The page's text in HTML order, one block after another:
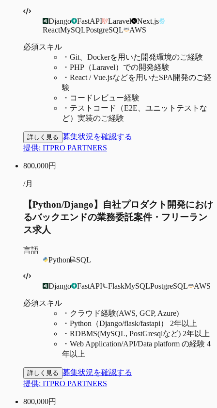
Django FastAPI Laravel
Next.js
ReactMySQLPostgreSQL AWS
必須スキル
・ Git、Dockerを用いた開発環境のご経験
・ PHP（Laravel）での開発経験
・ React / Vue.jsなどを用いたSPA開発のご経
験
・ コードレビュー経験
・ テストコード（E2E、ユニットテストな
ど）実装のご経験
詳しく見る 募集状況を確認する
提供: ITPRO PARTNERS
800,000円
/月
【Python/Django】自社プロダクト開発におけ
るバックエンドの業務委託案件・フリーラン
ス求人
言語
Python
SQL
Django FastAPI FlaskMySQLPostgreSQL AWS
必須スキル
・ クラウド経験(AWS, GCP, Azure)
・ Python（Django/flask/fastapi） 2年以上
・ RDBMS(MySQL, PostGresqlなど) 2年以上
・ Web Application/API/Data platform の経験 4
年以上
詳しく見る 募集状況を確認する
提供: ITPRO PARTNERS
800,000円